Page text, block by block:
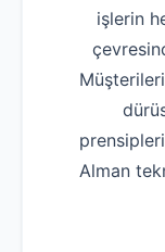
işlerin
Alman